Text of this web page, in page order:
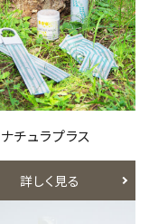
ナチュラプラス
詳しく見る